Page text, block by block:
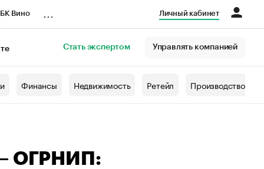
Вино Личный кабинет
Стать экспертом Управлять компанией
Финансы Недвижимость Ретейл Производство
ОГРНИП: